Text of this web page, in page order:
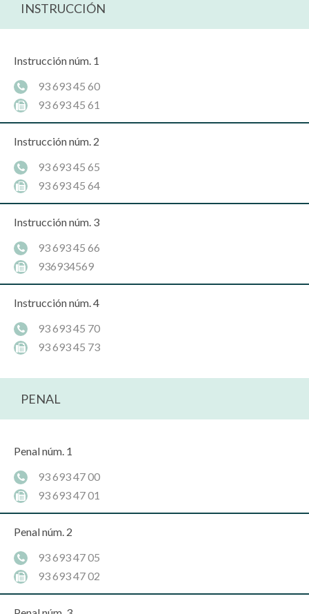
INSTRUCCIÓN
Instrucción núm. 1
93 693 45 60
93 693 45 61
Instrucción núm. 2
93 693 45 65
93 693 45 64
Instrucción núm. 3
93 693 45 66
936934569
Instrucción núm. 4
93 693 45 70
93 693 45 73
PENAL
Penal núm. 1
93 693 47 00
93 693 47 01
Penal núm. 2
93 693 47 05
93 693 47 02